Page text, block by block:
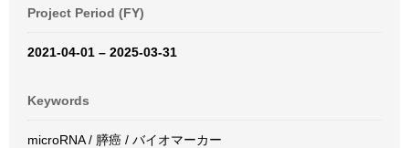
Project Period (FY)
2021-04-01 – 2025-03-31
Keywords
microRNA / 膵癌 / バイオマーカー